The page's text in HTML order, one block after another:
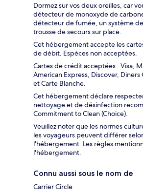
Dormez sur vos deux oreilles, car
détecteur de monoxyde de
détecteur de fumée, un système
trousse de secours sur place.
Cet hébergement accepte les
de débit. Espèces non acceptées.
Cartes de crédit acceptées : Visa,
American Express, Discover,
et Carte Blanche.
Cet hébergement déclare
nettoyage et de désinfection
Commitment to Clean (Choice).
Veuillez noter que les normes
les voyageurs peuvent différer
l'hébergement. Les règles
l'hébergement.
Connu aussi sous le nom de
Carrier Circle